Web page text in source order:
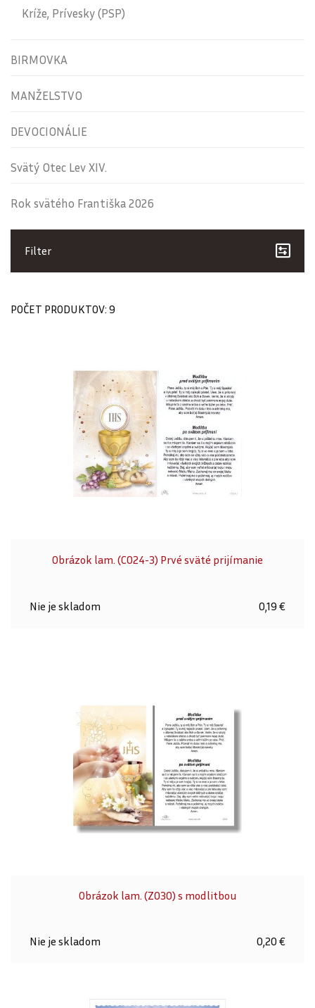
Kríže, Prívesky (PSP)
BIRMOVKA
MANŽELSTVO
DEVOCIONÁLIE
Svätý Otec Lev XIV.
Rok svätého Františka 2026
Filter
POČET PRODUKTOV: 9
Obrázok lam. (C024-3) Prvé sväté prijímanie
Nie je skladom 0,19 €
Obrázok lam. (Z030) s modlitbou
Nie je skladom 0,20 €